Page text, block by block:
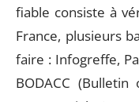
fiable consiste à
France, plusieurs
faire : Infogreffe,
BODACC